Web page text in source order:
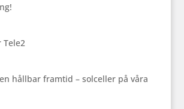
hållbar framtid – solceller på våra